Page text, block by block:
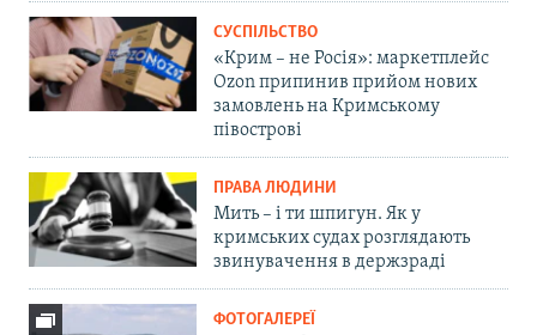
СУСПІЛЬСТВО
«Крим – не Росія»: маркетплейс
Ozon припинив прийом нових
замовлень на Кримському
півострові
ПРАВА ЛЮДИНИ
Мить – і ти шпигун. Як у
кримських судах розглядають
звинувачення в держзраді
ФОТОГАЛЕРЕЇ